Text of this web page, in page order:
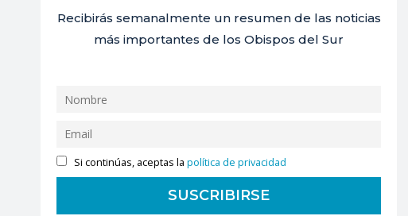
Recibirás semanalmente un resumen de las noticias
más importantes de los Obispos del Sur
Si continúas, aceptas lapolítica de privacidad